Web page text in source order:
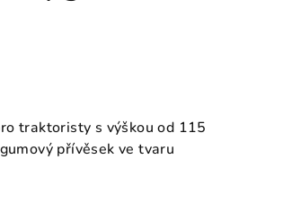
traktoristy s výškou od 115
přívěsek ve tvaru